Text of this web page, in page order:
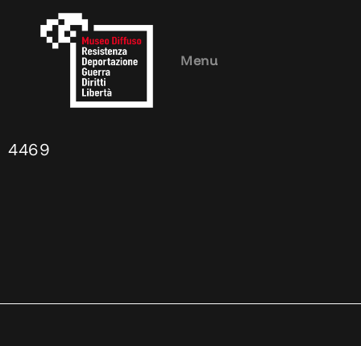
Menu
4469